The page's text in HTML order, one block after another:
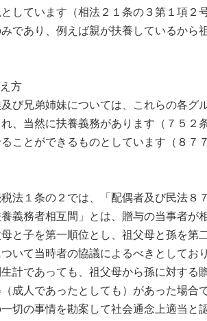
しています（相法２１条の３第１項
であり、例えば親が扶養しているか
方
び兄弟姉妹については、これらの各グ
、当然に扶養義務があります（７５
ことができるものとしています（８７
法１条の２では、「配偶者及び民法８
義務者相互間」とは、贈与の当事者
と子を第一順位とし、祖父母と孫を
いて当時者の協議によるべきとしてお
計であっても、祖父母から孫に対する
成人であったとしても）があった場
切の事情を勘案して社会通念上適当